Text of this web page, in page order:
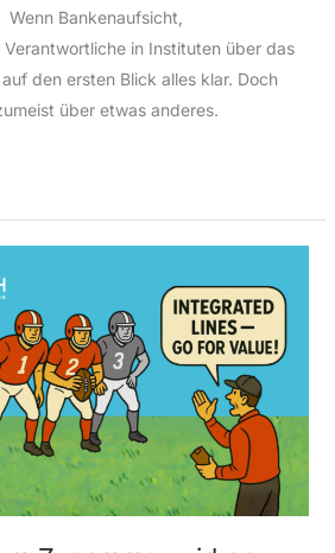
Bankenaufsicht,
in Instituten über das
den ersten Blick alles klar. Doch
über etwas anderes.